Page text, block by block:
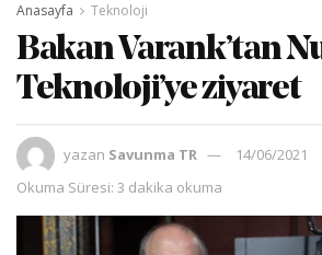
Anasayfa Teknoloji
Bakan Varank’tan
Teknoloji’ye ziyaret
yazan Savunma TR
14/06/2021
Okuma Süresi: 3 dakika okuma